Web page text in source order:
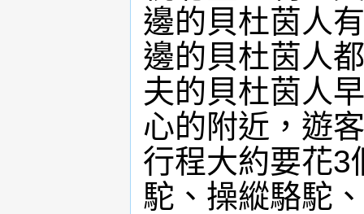
邊的貝杜茵人
邊的貝杜茵人
夫的貝杜茵人
心的附近，遊
行程大約要花3
駝、操縱駱駝